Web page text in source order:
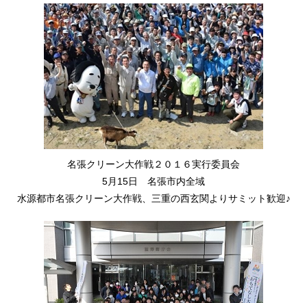
名張クリーン大作戦２０１６実行委員会
5月15日 名張市内全域
水源都市名張クリーン大作戦、三重の西玄関よりサミット歓迎♪